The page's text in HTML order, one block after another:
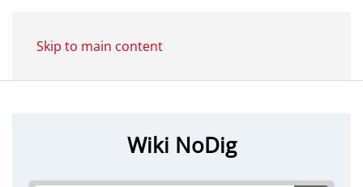
Skip to main content
Wiki NoDig